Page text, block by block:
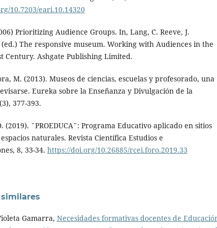
10.7203/eari.10.14320
Prioritizing Audience Groups. In, Lang, C. Reeve, J.
(ed.) The responsive museum. Working with Audiences in the
Century. Ashgate Publishing Limited.
M. (2013). Museos de ciencias, escuelas y profesorado, una
Eureka sobre la Enseñanza y Divulgación de la
377-393.
(2019). ¨PROEDUCA¨: Programa Educativo aplicado en sitios
naturales. Revista Científica Estudios e
8, 33-34. https://doi.org/10.26885/rcei.foro.2019.33
Gamarra, Necesidades formativas docentes de